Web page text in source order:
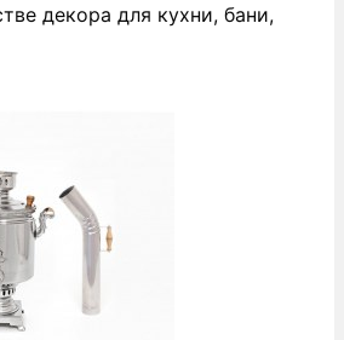
декора для кухни, бани,